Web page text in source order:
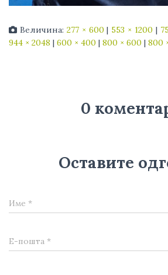
Величина: 277 × 600 | 553 × 1200 |
944 × 2048 | 600 × 400 | 800 × 600 | 800
0
Оставите
Име *
Е-пошта *